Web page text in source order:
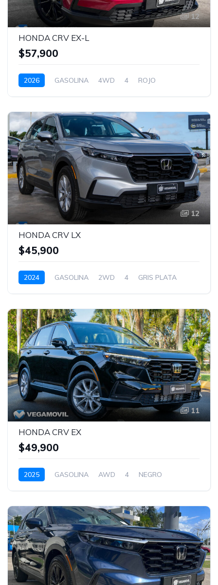
12
HONDA CRV EX-L
$57,900
2026 GASOLINA 4WD 4 ROJO
12
HONDA CRV LX
$45,900
2024 GASOLINA 2WD 4 GRIS PLATA
11
HONDA CRV EX
$49,900
2025 GASOLINA AWD 4 NEGRO